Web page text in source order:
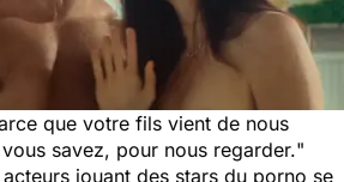
que votre fils vient de nous
savez, pour nous regarder."
acteurs jouant des stars du porno se